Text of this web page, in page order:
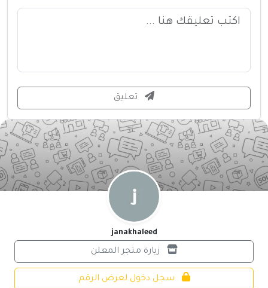
تعليق
janakhaleed
زيارة متجر المعلن
سجل دخول لعرض الرقم